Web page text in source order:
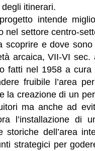
itinerari.
intende
nel settore centro-
scoprire e dove
arcaica, VII-VI
fatti nel 1958 a cura
fruibile l’area
la creazione di un
ma anche ad
l’installazione di
storiche dell’area
strategici per